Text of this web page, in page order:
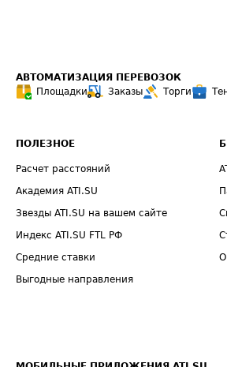
АВТОМАТИЗАЦИЯ ПЕРЕВОЗОК
Площадки
Заказы Торги
ПОЛЕЗНОЕ
Расчет расстояний
Академия ATI.SU
Звезды ATI.SU на вашем сайте
Индекс ATI.SU FTL РФ
Средние ставки
Выгодные направления
О